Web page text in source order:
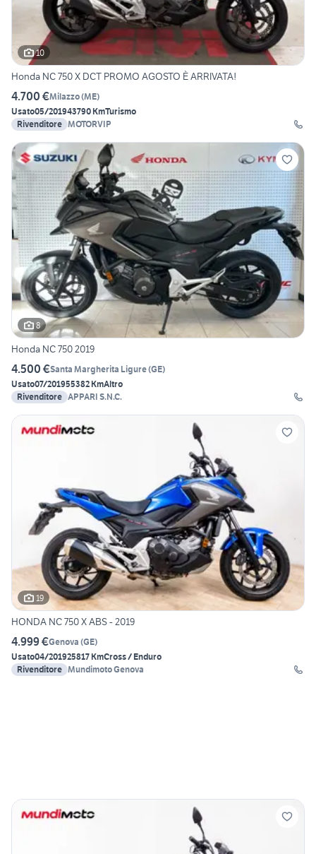
10
Honda NC 750 X DCT PROMO AGOSTO È ARRIVATA!
4.700 €Milazzo(ME)
Usato05/201943790 KmTurismo
Rivenditore MOTORVIP
8
Honda NC 750 2019
4.500 €Santa Margherita Ligure(GE)
Usato07/201955382 KmAltro
Rivenditore APPARI S.N.C.
19
HONDA NC 750 X ABS - 2019
4.999 €Genova (GE)
Usato04/201925817 KmCross / Enduro
Rivenditore Mundimoto Genova